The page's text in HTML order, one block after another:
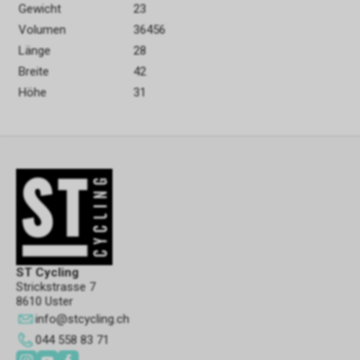
Gewicht
23
Volumen
36456
Länge
28
Breite
42
Höhe
31
ST Cycling
Strickstrasse 7
8610 Uster
info@stcycling.ch
044 558 83 71